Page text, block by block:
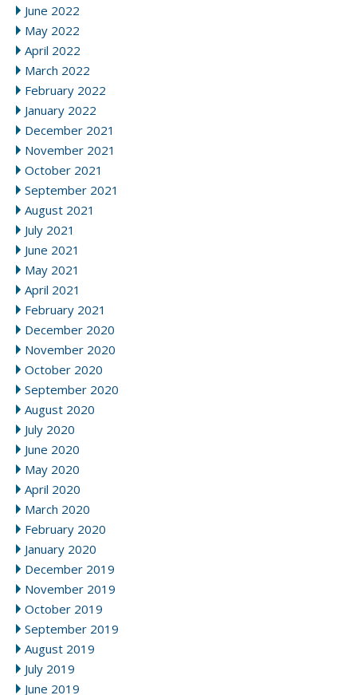
June 2022
May 2022
April 2022
March 2022
February 2022
January 2022
December 2021
November 2021
October 2021
September 2021
August 2021
July 2021
June 2021
May 2021
April 2021
February 2021
December 2020
November 2020
October 2020
September 2020
August 2020
July 2020
June 2020
May 2020
April 2020
March 2020
February 2020
January 2020
December 2019
November 2019
October 2019
September 2019
August 2019
July 2019
June 2019